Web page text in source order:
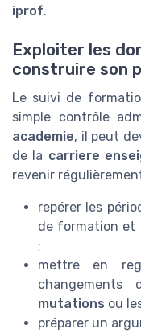
iprof.
Exploiter les
construire son
Le suivi de
simple contrôle
academie, il peut
de la carriere
revenir
repérer les
de formation et
;
mettre en
changements
mutations ou
préparer un